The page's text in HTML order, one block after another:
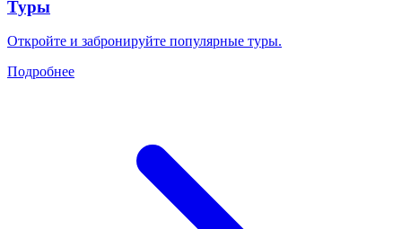
Туры
Откройте и забронируйте популярные туры.
Подробнее